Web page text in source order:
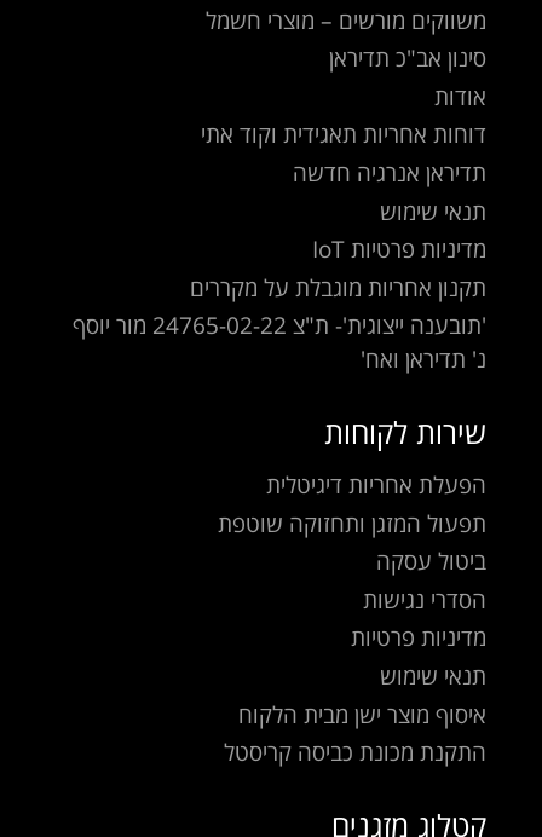
משווקים מורשים – מוצרי חשמל
סינון אב"כ תדיראן
אודות
דוחות אחריות תאגידית וקוד אתי
תדיראן אנרגיה חדשה
תנאי שימוש
מדיניות פרטיות IoT
תקנון אחריות מוגבלת על מקררים
'תובענה ייצוגית'- ת"צ 24765-02-22 מור יוסף
נ' תדיראן ואח'
שירות לקוחות
הפעלת אחריות דיגיטלית
תפעול המזגן ותחזוקה שוטפת
ביטול עסקה
הסדרי נגישות
מדיניות פרטיות
תנאי שימוש
איסוף מוצר ישן מבית הלקוח
התקנת מכונת כביסה קריסטל
קטלוג מזגנים